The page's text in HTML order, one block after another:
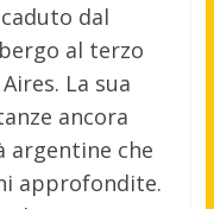
dal
al terzo
La sua
ancora
argentine che
approfondite.